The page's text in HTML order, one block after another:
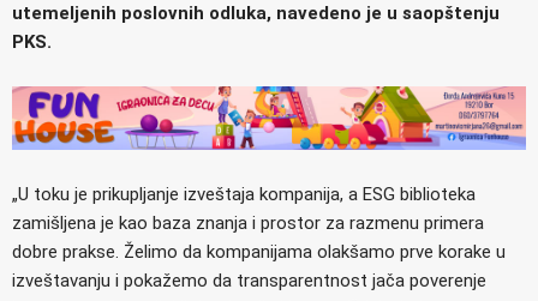
utemeljenih poslovnih odluka, navedeno je u saopštenju
PKS.
„U toku je prikupljanje izveštaja kompanija, a ESG biblioteka
zamišljena je kao baza znanja i prostor za razmenu primera
dobre prakse. Želimo da kompanijama olakšamo prve korake u
izveštavanju i pokažemo da transparentnost jača poverenje